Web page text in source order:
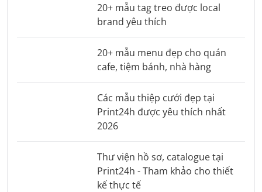
20+ mẫu tag treo được local
brand yêu thích
20+ mẫu menu đẹp cho quán
cafe, tiệm bánh, nhà hàng
Các mẫu thiệp cưới đẹp tại
Print24h được yêu thích nhất
2026
Thư viện hồ sơ, catalogue tại
Print24h - Tham khảo cho thiết
kế thực tế